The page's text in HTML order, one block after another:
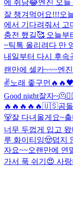
에 쥐남😂엔진 오
잘 챙겨먹어요!!!오
에서 기다려줘서 고
충전 했길🥰 오늘부
~틱톡 올리려다 만
내일부터 다시 후속
랜만에 셀카~~~엔
✌️노래 좋구먼🔥🔥 🖤
Good night잘자~🫠
🔥🔥🔥🔥🔥🇺🇸곰
🐻잘 다녀올게요~
너무 두껍게 입고 왔
루 화이티잉🤠덥지
자요~~오랜만에 연
가서 푹 쉬기😍 사